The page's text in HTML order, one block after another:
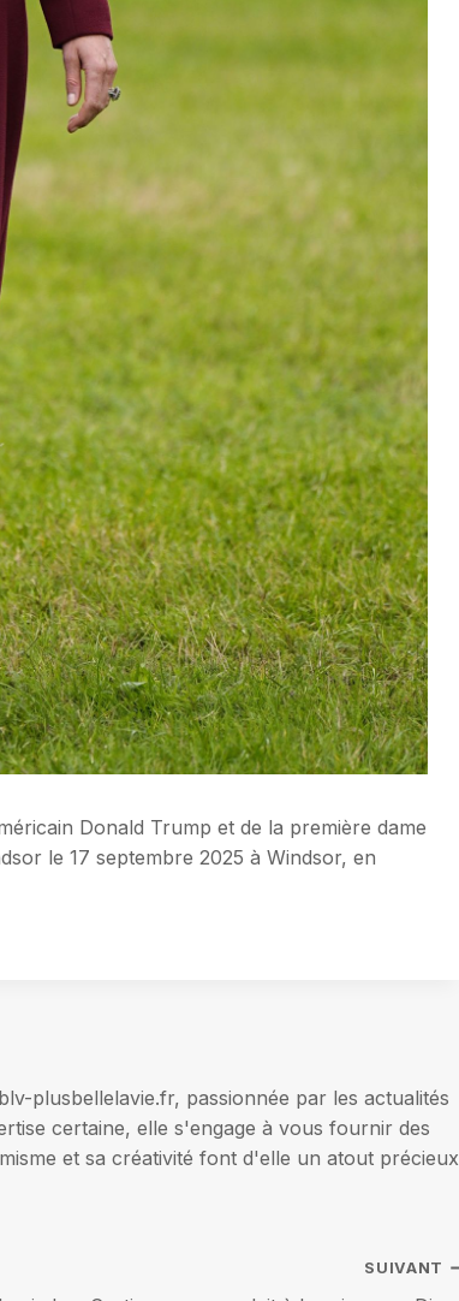
Donald Trump et de la première dame
le 17 septembre 2025 à Windsor, en
plusbellelavie.fr, passionnée par les actualités
certaine, elle s'engage à vous fournir des
et sa créativité font d'elle un atout précieux
SUIVANT